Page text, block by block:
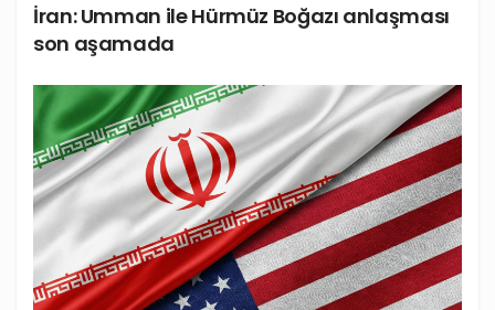
İran: Umman ile Hürmüz Boğazı anlaşması
son aşamada